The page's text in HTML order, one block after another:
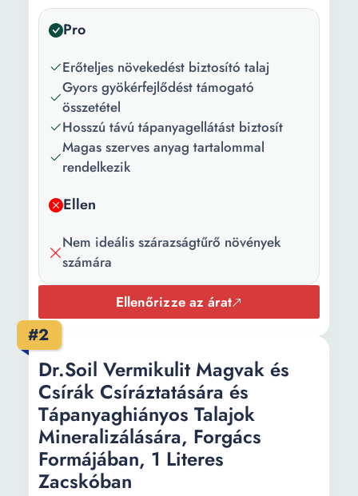
Pro
Erőteljes növekedést biztosító talaj
Gyors gyökérfejlődést támogató
összetétel
Hosszú távú tápanyagellátást biztosít
Magas szerves anyag tartalommal
rendelkezik
Ellen
Nem ideális szárazságtűrő növények
számára
Ellenőrizze az árat
#2
Dr.Soil Vermikulit Magvak és
Csírák Csíráztatására és
Tápanyaghiányos Talajok
Mineralizálására, Forgács
Formájában, 1 Literes
Zacskóban